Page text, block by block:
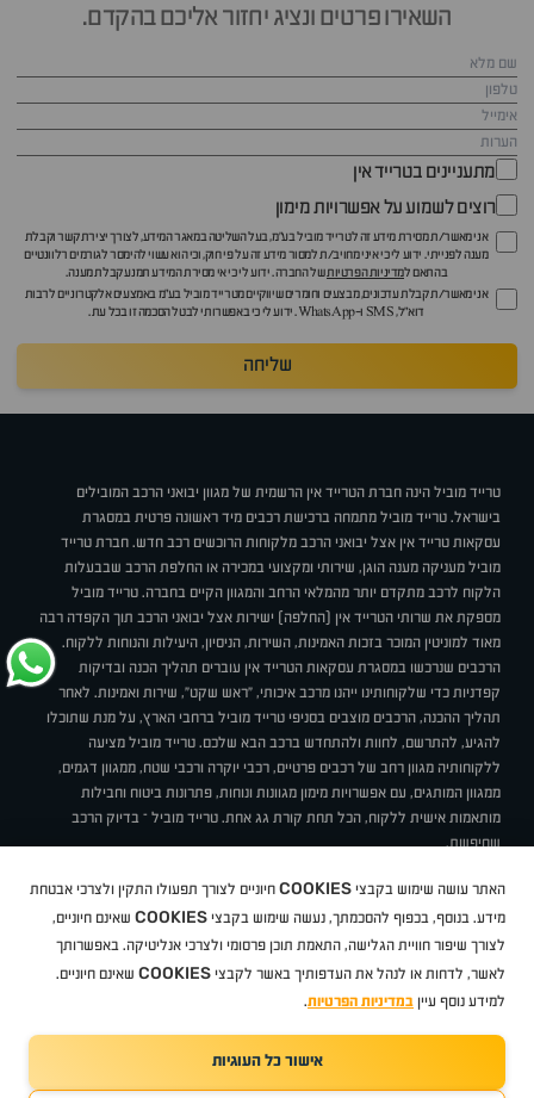
השאירו פרטים ונציג יחזור אליכם בהקדם.
מתעניינים בטרייד אין
רוצים לשמוע על אפשרויות מימון
אני מאשר/ת מסירת מידע זה לטרייד מוביל בע"מ, בעל השליטה במאגר המידע, לצורך יצירת קשר וקבלת
מענה לפנייתי. ידוע לי כי איני מחויב/ת למסור מידע זה על פי חוק, וכי הוא עשוי להימסר לגורמים רלוונטיים
בהתאם למדיניות הפרטיותשל החברה. ידוע לי כי אי מסירת המידע תמנע קבלת מענה.
אני מאשר/ת קבלת עדכונים, מבצעים וחומרים שיווקיים מטרייד מוביל בע"מ באמצעים אלקטרוניים לרבות
דוא״ל, SMS ו-WhatsApp. ידוע לי כי באפשרותי לבטל הסכמה זו בכל עת.
שליחה
טרייד מוביל הינה חברת הטרייד אין הרשמית של מגוון יבואני הרכב המובילים
בישראל. טרייד מוביל מתמחה ברכישת רכבים מיד ראשונה פרטית במסגרת
עסקאות טרייד אין אצל יבואני הרכב מלקוחות הרוכשים רכב חדש. חברת טרייד
מוביל מעניקה מענה הוגן, שירותי ומקצועי במכירה או החלפת הרכב שבבעלות
הלקוח לרכב מתקדם יותר מהמלאי הרחב והמגוון הקיים בחברה. טרייד מוביל
מספקת את שרותי הטרייד אין (החלפה) ישירות אצל יבואני הרכב תוך הקפדה רבה
מאוד למוניטין המוכר בזכות האמינות, השירות, הניסיון, היעילות והנוחות ללקוח.
הרכבים שנרכשו במסגרת עסקאות הטרייד אין עוברים תהליך הכנה ובדיקות
קפדניות כדי שלקוחותינו ייהנו מרכב איכותי, "ראש שקט", שירות ואמינות. לאחר
תהליך ההכנה, הרכבים מוצבים בסניפי טרייד מוביל ברחבי הארץ, על מנת שתוכלו
להגיע, להתרשם, לחוות ולהתחדש ברכב הבא שלכם. טרייד מוביל מציעה
ללקוחותיה מגוון רחב של רכבים פרטיים, רכבי יוקרה ורכבי שטח, ממגוון דגמים,
ממגוון המותגים, עם אפשרויות מימון מגוונות ונוחות, פתרונות ביטוח וחבילות
מותאמות אישית ללקוח, הכל תחת קורת גג אחת. טרייד מוביל – בדיוק הרכב
שחיפשת.
תקנוןBUY BACKמבצעיםמגזין טרייד מובילאיך זה עובד? דרושים
ניהול העדפות עוגיות
סיטרואן אופלפיג'וMG
Geelyמזדהבי ווי דיצ'רי טסלהניסאןטויוטהדאצ'יהפולקסווגןטסלה
ב מ וולקסוסאאודיסקודהיונדאירנושברולט
TradeMobile instagram
TradeMobile facebook
האתר עושה שימוש בקבצי COOKIES חיוניים לצורך תפעולו התקין ולצרכי אבטחת
מידע. בנוסף, בכפוף להסכמתך, נעשה שימוש בקבצי COOKIES שאינם חיוניים,
לצורך שיפור חוויית הגלישה, התאמת תוכן פרסומי ולצרכי אנליטיקה. באפשרותך
לאשר, לדחות או לנהל את העדפותיך באשר לקבצי COOKIES שאינם חיוניים.
למידע נוסף עיין במדיניות הפרטיות.
אישור כל העוגיות